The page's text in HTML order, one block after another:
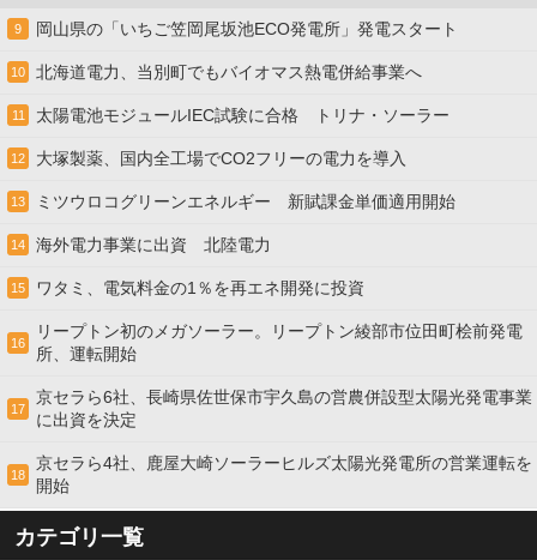
9 岡山県の「いちご笠岡尾坂池ECO発電所」発電スタート
10 北海道電力、当別町でもバイオマス熱電併給事業へ
11 太陽電池モジュールIEC試験に合格 トリナ・ソーラー
12 大塚製薬、国内全工場でCO2フリーの電力を導入
13 ミツウロコグリーンエネルギー 新賦課金単価適用開始
14 海外電力事業に出資 北陸電力
15 ワタミ、電気料金の1％を再エネ開発に投資
16
リープトン初のメガソーラー。リープトン綾部市位田町桧前発電
所、運転開始
17
京セラら6社、長崎県佐世保市宇久島の営農併設型太陽光発電事業
に出資を決定
18
京セラら4社、鹿屋大崎ソーラーヒルズ太陽光発電所の営業運転を
開始
カテゴリ一覧